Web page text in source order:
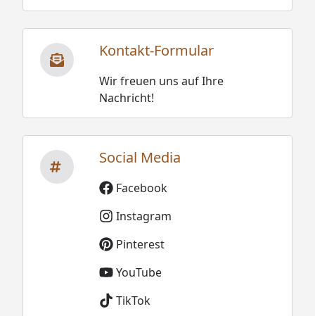
Kontakt-Formular
Wir freuen uns auf Ihre
Nachricht!
Social Media
Facebook
Instagram
Pinterest
YouTube
TikTok